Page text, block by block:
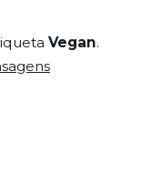
Vegan.